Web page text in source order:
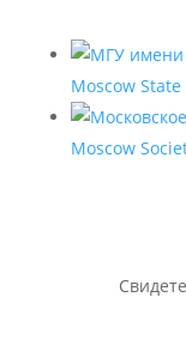
Moscow
Moscow